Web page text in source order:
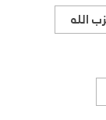
الله